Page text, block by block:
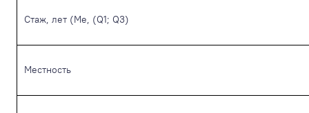
Стаж, лет (Me, (Q1; Q3)
Местность